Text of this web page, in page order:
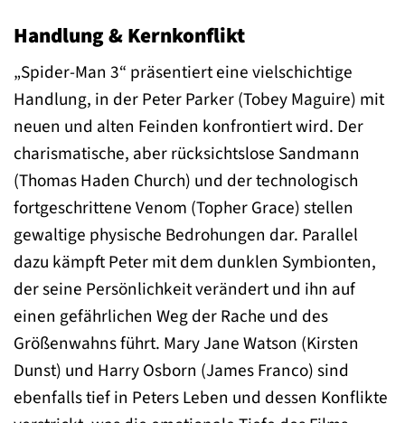
Handlung & Kernkonflikt
„Spider-Man 3“ präsentiert eine vielschichtige
Handlung, in der Peter Parker (Tobey Maguire) mit
neuen und alten Feinden konfrontiert wird. Der
charismatische, aber rücksichtslose Sandmann
(Thomas Haden Church) und der technologisch
fortgeschrittene Venom (Topher Grace) stellen
gewaltige physische Bedrohungen dar. Parallel
dazu kämpft Peter mit dem dunklen Symbionten,
der seine Persönlichkeit verändert und ihn auf
einen gefährlichen Weg der Rache und des
Größenwahns führt. Mary Jane Watson (Kirsten
Dunst) und Harry Osborn (James Franco) sind
ebenfalls tief in Peters Leben und dessen Konflikte